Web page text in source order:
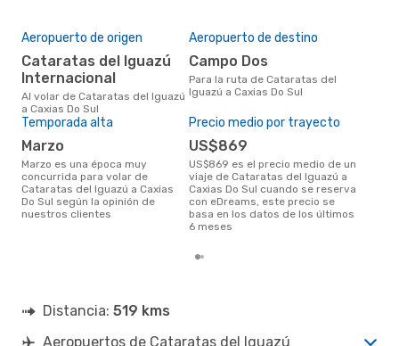
Aeropuerto de origen
Cataratas del Iguazú
Internacional
Al volar de Cataratas del Iguazú
a Caxias Do Sul
Aeropuerto de destino
Campo Dos
Para la ruta de Cataratas del
Iguazú a Caxias Do Sul
Temporada alta
marzo
marzo es una época muy
concurrida para volar de
Cataratas del Iguazú a Caxias
Do Sul según la opinión de
nuestros clientes
Precio medio por trayecto
US$869
US$869 es el precio medio de un
viaje de Cataratas del Iguazú a
Caxias Do Sul cuando se reserva
con eDreams, este precio se
basa en los datos de los últimos
6 meses
Distancia: 519 kms
Aeropuertos de Cataratas del Iguazú